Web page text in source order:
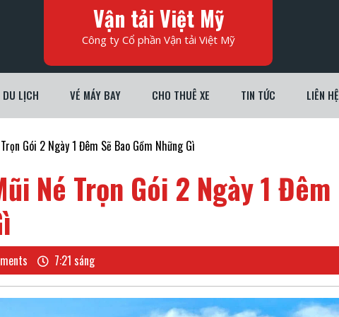
Vận tải Việt Mỹ
Công ty Cổ phần Vận tải Việt Mỹ
DU LỊCH VÉ MÁY BAY CHO THUÊ XE TIN TỨC LIÊN HỆ
Gói 2 Ngày 1 Đêm Sẽ Bao Gồm Những Gì
Né Trọn Gói 2 Ngày 1 Đêm
7:21 sáng